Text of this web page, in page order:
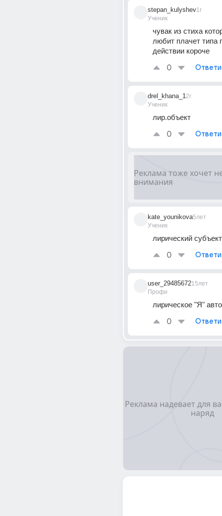
stepan_kulyshev
Ученик
1г
чувак из стиха
любит плачет типа
действии короче
0
drel_khana_1
Ученик
2г
лир.объект
0
kate_younikova
Ученик
5лет
лирический субъект
0
user_29485672
Профи
15лет
лирическое "Я"
0